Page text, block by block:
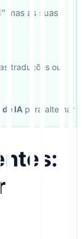
mas as suas
traduções ou
IA para alternar